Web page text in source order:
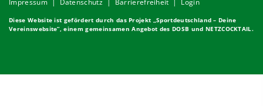
Impressum| Datenschutz | Barrierefreiheit | Login
Diese Website ist gefördert durch das Projekt „Sportdeutschland – Deine
Vereinswebsite”, einem gemeinsamen Angebot des DOSB und NETZCOCKTAIL.